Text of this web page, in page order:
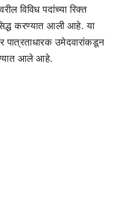
विविध पदांच्या रिक्त
करण्यात आली आहे. या
पात्रताधारक उमेदवारांकडून
आले आहे.